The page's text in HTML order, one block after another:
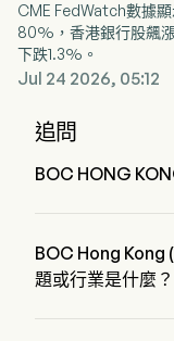
CME FedWatch數據
80%，香港銀行股飆
下跌1.3%。
Jul 24 2026, 05:12
追問
BOC HONG
BOC Hong Kong
題或行業是什麼？